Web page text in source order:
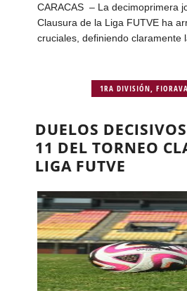
CARACAS – La decimoprimera
Clausura de la Liga FUTVE ha
cruciales, definiendo claramente
1RA DIVISIÓN ,
DUELOS
11 DEL TORNEO
LIGA FUTVE